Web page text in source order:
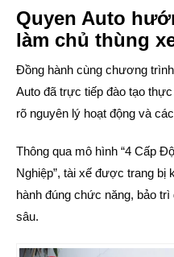
Quyen Auto
làm chủ thùng
Đồng hành cùng chương
Auto đã trực tiếp đào tạo
rõ nguyên lý hoạt động và
Thông qua mô hình “4 Cấp
Nghiệp”, tài xế được trang bị
hành đúng chức năng, bảo
sâu.